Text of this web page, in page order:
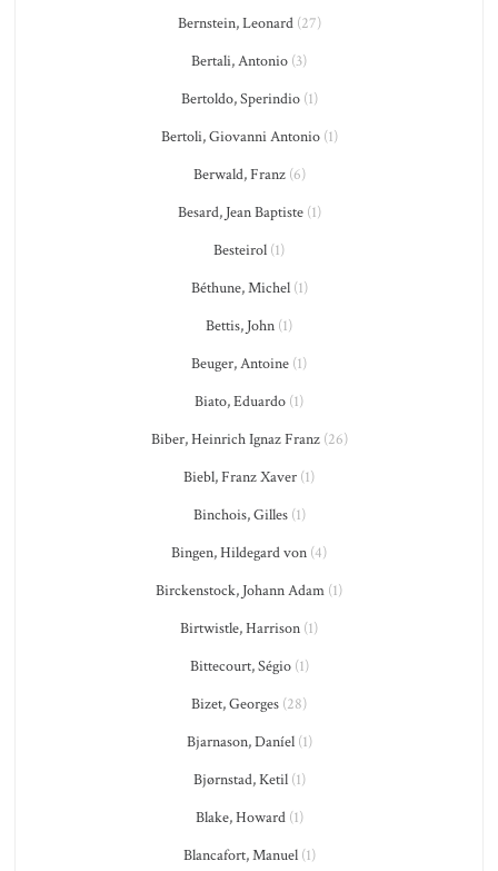
Bernstein, Leonard(27)
Bertali, Antonio (3)
Bertoldo, Sperindio(1)
Bertoli, Giovanni Antonio(1)
Berwald, Franz(6)
Besard, Jean Baptiste(1)
Besteirol (1)
Béthune, Michel(1)
Bettis, John (1)
Beuger, Antoine (1)
Biato, Eduardo (1)
Biber, Heinrich Ignaz Franz(26)
Biebl, Franz Xaver (1)
Binchois, Gilles(1)
Bingen, Hildegard von (4)
Birckenstock, Johann Adam (1)
Birtwistle, Harrison (1)
Bittecourt, Ségio(1)
Bizet, Georges (28)
Bjarnason, Daníel(1)
Bjørnstad, Ketil(1)
Blake, Howard(1)
Blancafort, Manuel(1)